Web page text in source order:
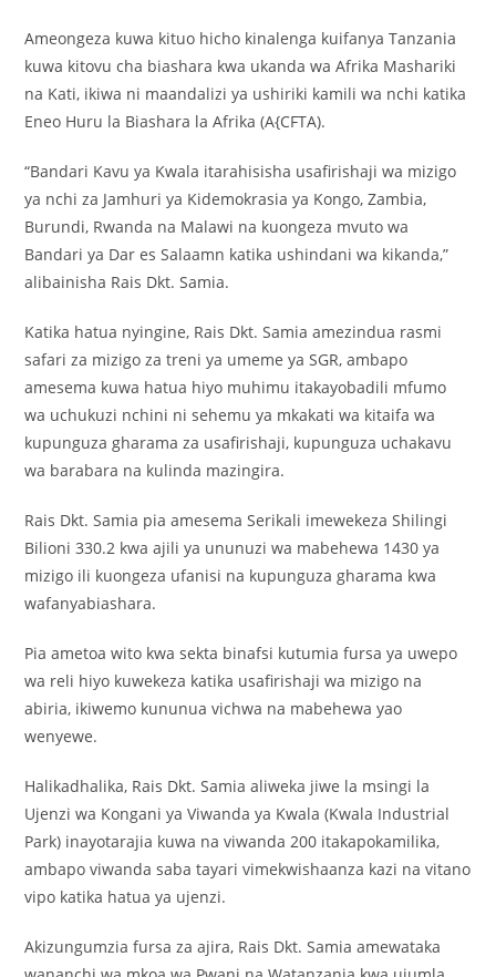
Ameongeza kuwa kituo hicho kinalenga kuifanya Tanzania
kuwa kitovu cha biashara kwa ukanda wa Afrika Mashariki
na Kati, ikiwa ni maandalizi ya ushiriki kamili wa nchi katika
Eneo Huru la Biashara la Afrika (A{CFTA).
“Bandari Kavu ya Kwala itarahisisha usafirishaji wa mizigo
ya nchi za Jamhuri ya Kidemokrasia ya Kongo, Zambia,
Burundi, Rwanda na Malawi na kuongeza mvuto wa
Bandari ya Dar es Salaamn katika ushindani wa kikanda,”
alibainisha Rais Dkt. Samia.
Katika hatua nyingine, Rais Dkt. Samia amezindua rasmi
safari za mizigo za treni ya umeme ya SGR, ambapo
amesema kuwa hatua hiyo muhimu itakayobadili mfumo
wa uchukuzi nchini ni sehemu ya mkakati wa kitaifa wa
kupunguza gharama za usafirishaji, kupunguza uchakavu
wa barabara na kulinda mazingira.
Rais Dkt. Samia pia amesema Serikali imewekeza Shilingi
Bilioni 330.2 kwa ajili ya ununuzi wa mabehewa 1430 ya
mizigo ili kuongeza ufanisi na kupunguza gharama kwa
wafanyabiashara.
Pia ametoa wito kwa sekta binafsi kutumia fursa ya uwepo
wa reli hiyo kuwekeza katika usafirishaji wa mizigo na
abiria, ikiwemo kununua vichwa na mabehewa yao
wenyewe.
Halikadhalika, Rais Dkt. Samia aliweka jiwe la msingi la
Ujenzi wa Kongani ya Viwanda ya Kwala (Kwala Industrial
Park) inayotarajia kuwa na viwanda 200 itakapokamilika,
ambapo viwanda saba tayari vimekwishaanza kazi na vitano
vipo katika hatua ya ujenzi.
Akizungumzia fursa za ajira, Rais Dkt. Samia amewataka